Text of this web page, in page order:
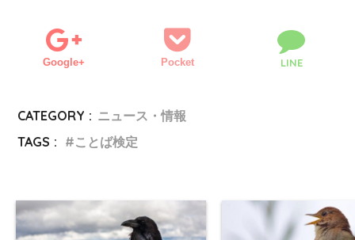
Google+ Pocket LINE
CATEGORY : ニュース・情報
TAGS :
ことば検定